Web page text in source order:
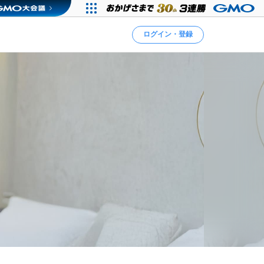
ログイン・登録